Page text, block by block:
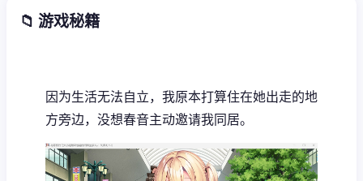
📁 游戏秘籍
因为生活无法自立，我原本打算住在她出走的地
方旁边，没想春音主动邀请我同居。